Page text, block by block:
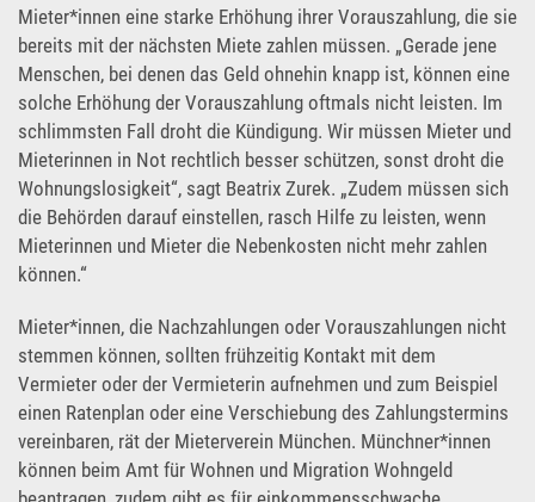
Mieter*innen eine starke Erhöhung ihrer Vorauszahlung, die sie
bereits mit der nächsten Miete zahlen müssen. „Gerade jene
Menschen, bei denen das Geld ohnehin knapp ist, können eine
solche Erhöhung der Vorauszahlung oftmals nicht leisten. Im
schlimmsten Fall droht die Kündigung. Wir müssen Mieter und
Mieterinnen in Not rechtlich besser schützen, sonst droht die
Wohnungslosigkeit“, sagt Beatrix Zurek. „Zudem müssen sich
die Behörden darauf einstellen, rasch Hilfe zu leisten, wenn
Mieterinnen und Mieter die Nebenkosten nicht mehr zahlen
können.“
Mieter*innen, die Nachzahlungen oder Vorauszahlungen nicht
stemmen können, sollten frühzeitig Kontakt mit dem
Vermieter oder der Vermieterin aufnehmen und zum Beispiel
einen Ratenplan oder eine Verschiebung des Zahlungstermins
vereinbaren, rät der Mieterverein München. Münchner*innen
können beim Amt für Wohnen und Migration Wohngeld